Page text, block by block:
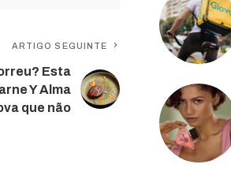
ARTIGO SEGUINTE
Esta
Y Alma
que não